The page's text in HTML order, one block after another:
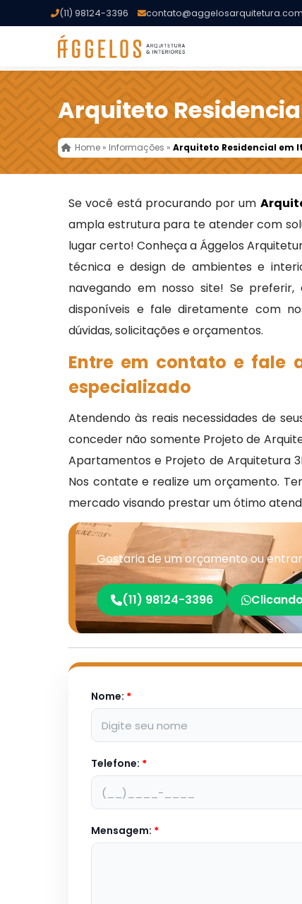
(11) 98124-3396
Arquiteto
Home » Informações »Arquiteto Residencial em
Se você está procurando por um
ampla estrutura para te atender com
lugar certo! Conheça a Ággelos
técnica e design de ambientes e
navegando em nosso site! Se
disponíveis e fale diretamente com
dúvidas, solicitações e orçamentos.
Entre em contato e fale
especializado
Atendendo às reais necessidades de
conceder não somente Projeto de
Apartamentos e Projeto de Arquitetura
Nos contate e realize um orçamento.
mercado visando prestar um ótimo
Gostaria de um orçamento ou
(11) 98124-3396
Nome: *
Telefone: *
Mensagem: *